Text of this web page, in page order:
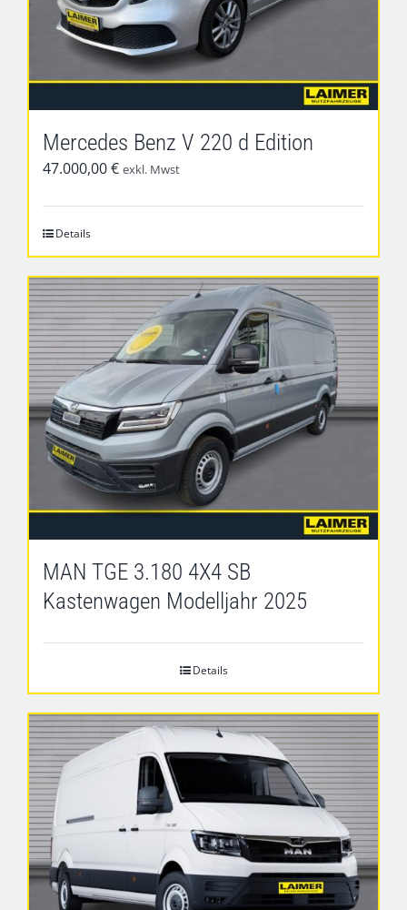
Mercedes Benz V 220 d Edition
47.000,00€ exkl. Mwst
Details
MAN TGE 3.180 4X4 SB
Kastenwagen Modelljahr 2025
Details